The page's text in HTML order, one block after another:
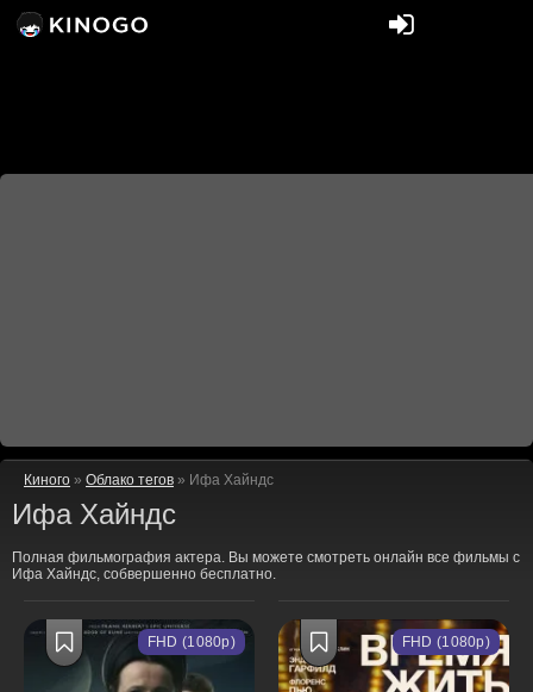
Киного » Облако тегов » Ифа Хайндс
Ифа Хайндс
Полная фильмография актера. Вы можете смотреть онлайн все фильмы с
Ифа Хайндс, собвершенно бесплатно.
FHD (1080p) FHD (1080p)